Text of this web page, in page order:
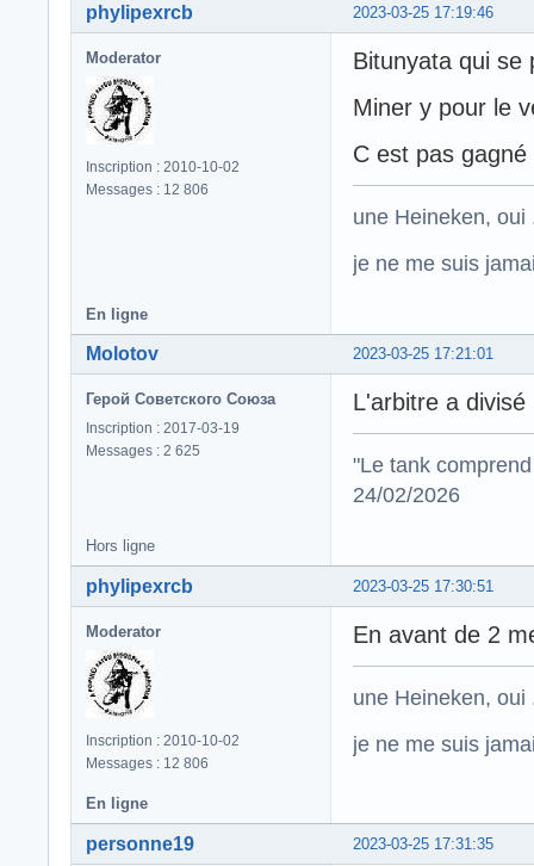
2023-03-25 17:19:46
phylipexrcb
Moderator
Inscription : 2010-10-02
Messages : 12 806
Bitunyata qui se
Miner y pour le
C est pas gagné
une Heineken,
je ne me suis
En ligne
2023-03-25 17:21:01
Molotov
Герой Советского Союза
Inscription : 2017-03-19
Messages : 2 625
L'arbitre a
"Le tank
24/02/2026
Hors ligne
2023-03-25 17:30:51
phylipexrcb
Moderator
Inscription : 2010-10-02
Messages : 12 806
En avant de 2
une Heineken,
je ne me suis
En ligne
2023-03-25 17:31:35
personne19